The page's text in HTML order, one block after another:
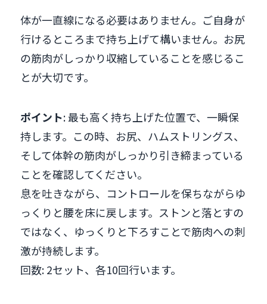
体が一直線になる必要はありません。ご自身が
行けるところまで持ち上げて構いません。お尻
の筋肉がしっかり収縮していることを感じるこ
とが大切です。
ポイント: 最も高く持ち上げた位置で、一瞬保
持します。この時、お尻、ハムストリングス、
そして体幹の筋肉がしっかり引き締まっている
ことを確認してください。
息を吐きながら、コントロールを保ちながらゆ
っくりと腰を床に戻します。ストンと落とすの
ではなく、ゆっくりと下ろすことで筋肉への刺
激が持続します。
回数: 2セット、各10回行います。